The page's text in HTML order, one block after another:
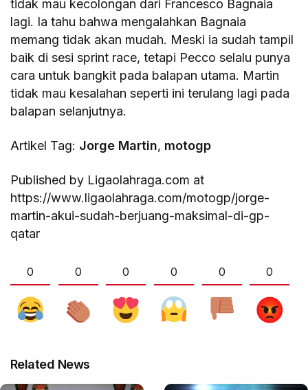
tidak mau kecolongan dari Francesco Bagnaia
lagi. Ia tahu bahwa mengalahkan Bagnaia
memang tidak akan mudah. Meski ia sudah tampil
baik di sesi sprint race, tetapi Pecco selalu punya
cara untuk bangkit pada balapan utama. Martin
tidak mau kesalahan seperti ini terulang lagi pada
balapan selanjutnya.
Artikel Tag: Jorge Martin, motogp
Published by Ligaolahraga.com at
https://www.ligaolahraga.com/motogp/jorge-
martin-akui-sudah-berjuang-maksimal-di-gp-
qatar
0 0 0 0 0 0
Related News